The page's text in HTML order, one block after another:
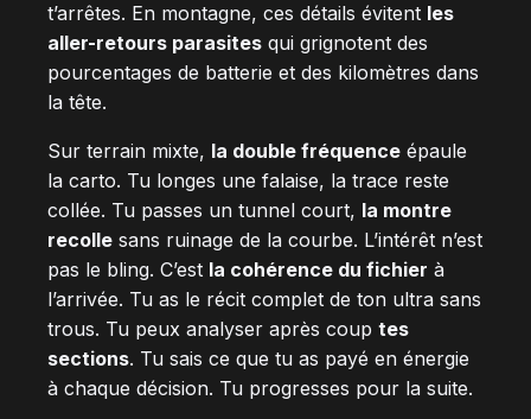
t’arrêtes. En montagne, ces détails évitent les
aller-retours parasites qui grignotent des
pourcentages de batterie et des kilomètres dans
la tête.
Sur terrain mixte, la double fréquence épaule
la carto. Tu longes une falaise, la trace reste
collée. Tu passes un tunnel court, la montre
recolle sans ruinage de la courbe. L’intérêt n’est
pas le bling. C’est la cohérence du fichier à
l’arrivée. Tu as le récit complet de ton ultra sans
trous. Tu peux analyser après coup tes
sections. Tu sais ce que tu as payé en énergie
à chaque décision. Tu progresses pour la suite.